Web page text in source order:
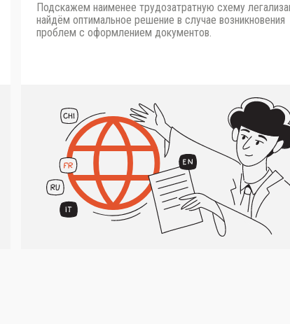
Подскажем наименее трудозатратную схему
найдём оптимальное решение в случае возникновения
проблем с оформлением документов.